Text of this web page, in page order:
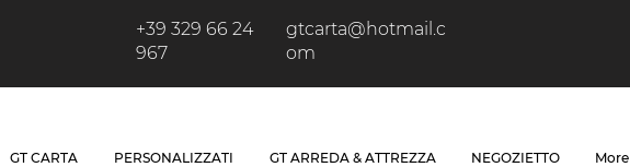
+39 329 66 24
967
gtcarta@hotmail.c
om
GT CARTA PERSONALIZZATI GT ARREDA & ATTREZZA NEGOZIETTO More